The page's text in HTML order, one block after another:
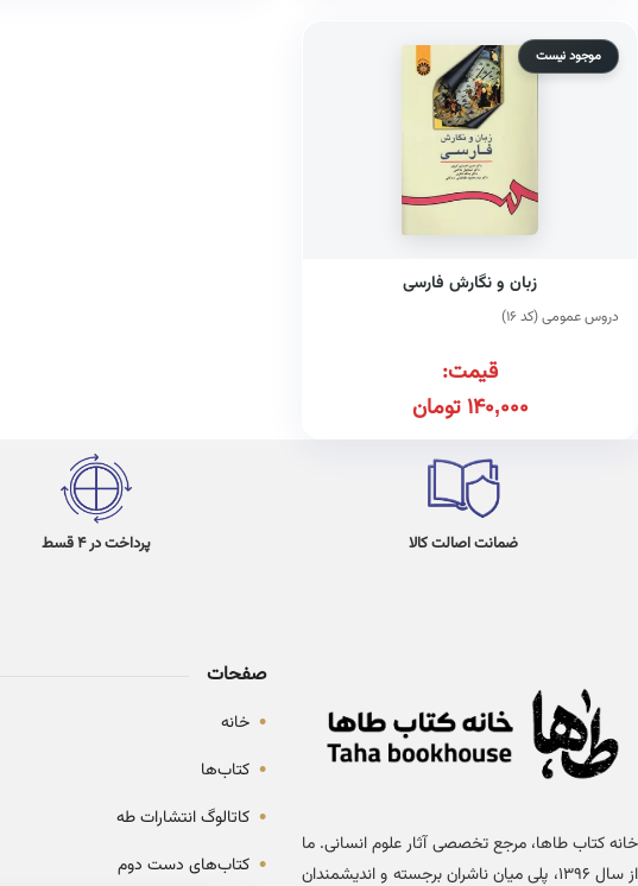
موجود نیست
زبان و نگارش فارسی
دروس عمومی (کد ۱۶)
قیمت:
140,000تومان
ضمانت اصالت کالا پرداخت در 4 قسط
خانه کتاب طاها، مرجع تخصصی آثار علوم انسانی. ما
از سال ۱۳۹۶، پلی میان ناشران برجسته و اندیشمندان
صفحات
• خانه
• کتاب‌ها
• کاتالوگ انتشارات طه
• کتاب‌های دست دوم